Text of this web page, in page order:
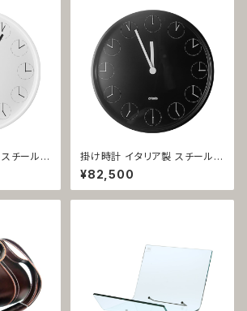
チール製
ック 12
掛け時計 イタリア製 スチール製
ブラック クロックinクロック 12
98
¥82,500